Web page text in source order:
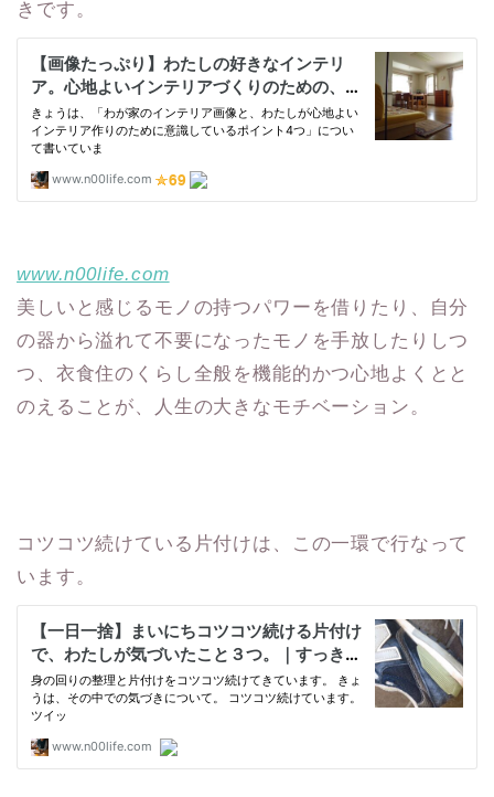
きです。
www.n00life.com
美しいと感じるモノの持つパワーを借りたり、自分
の器から溢れて不要になったモノを手放したりしつ
つ、衣食住のくらし全般を機能的かつ心地よくとと
のえることが、人生の大きなモチベーション。
コツコツ続けている片付けは、この一環で行なって
います。